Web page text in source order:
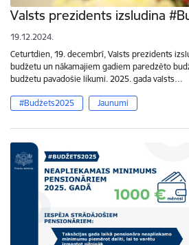
Valsts prezidents izsludina
19.12.2024.
Ceturtdien, 19. decembrī, Valsts prezidents
budžetu un nākamajiem gadiem paredzēto
budžetu pavadošie likumi. 2025. gada valsts…
#Budžets2025 Jaunumi